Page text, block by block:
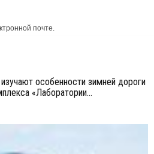
почте.
особенности зимней дороги
«Лаборатории...